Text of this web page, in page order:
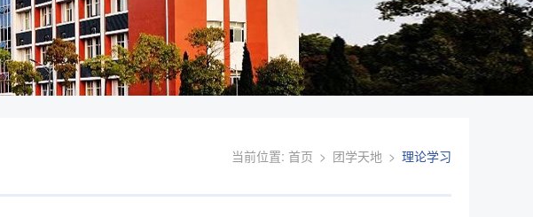
当前位置: 首页 > 团学天地 > 理论学习